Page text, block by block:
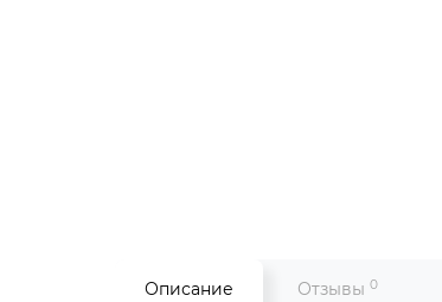
Описание Отзывы 0